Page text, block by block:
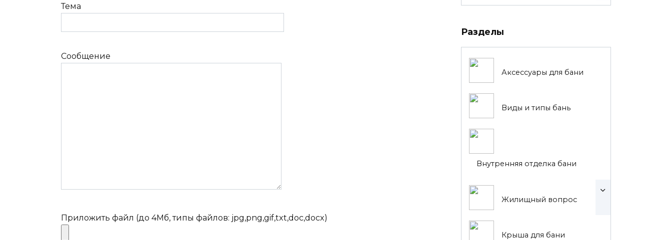
Тема
Сообщение
Приложить файл (до 4Мб, типы файлов: jpg,png,gif,txt,doc,docx)
Разделы
Аксессуары для бани
Виды и типы бань
Внутренняя отделка бани
Жилищный вопрос
Крыша для бани